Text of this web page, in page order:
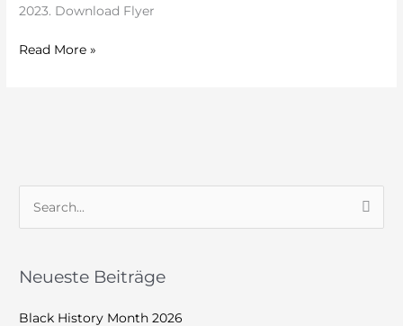
2023. Download Flyer
Read More »
h
Neueste Beiträge
Black History Month 2026